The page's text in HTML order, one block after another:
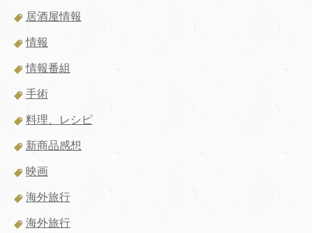
居酒屋情報
情報
情報番組
手術
料理、レシピ
新商品感想
映画
海外旅行
海外旅行